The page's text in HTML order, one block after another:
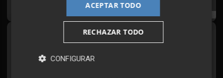
Síguenos en redes
Plaza Podcast, desde cualquier medio
ACEPTAR TODO
RECHAZAR TODO
CONFIGURAR